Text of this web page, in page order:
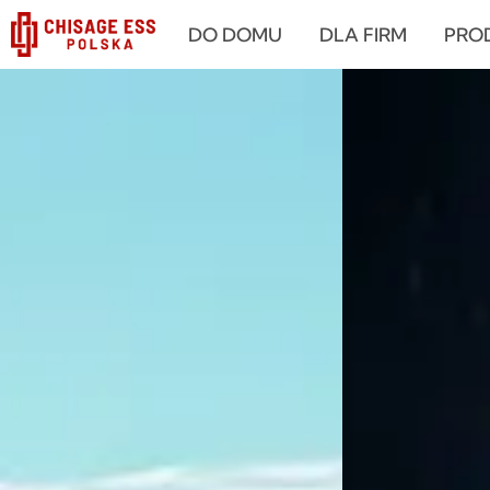
跳
内
DO DOMU DLA FIRM